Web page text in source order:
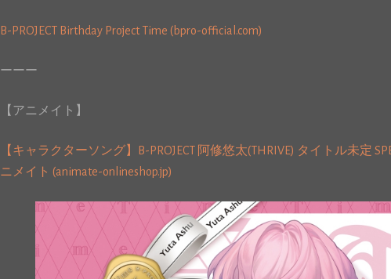
B-PROJECT Birthday Project Time (bpro-official.com)
ーーー
【アニメイト】
【キャラクターソング】B-PROJECT 阿修悠太(THRIVE) タイトル未定
ニメイト (animate-onlineshop.jp)